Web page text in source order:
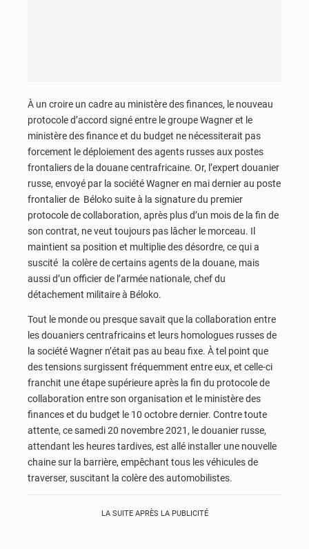
À un croire un cadre au ministère des finances, le nouveau
protocole d’accord signé entre le groupe Wagner et le
ministère des finance et du budget ne nécessiterait pas
forcement le déploiement des agents russes aux postes
frontaliers de la douane centrafricaine. Or, l’expert douanier
russe, envoyé par la société Wagner en mai dernier au poste
frontalier de Béloko suite à la signature du premier
protocole de collaboration, après plus d’un mois de la fin de
son contrat, ne veut toujours pas lâcher le morceau. Il
maintient sa position et multiplie des désordre, ce qui a
suscité la colère de certains agents de la douane, mais
aussi d’un officier de l’armée nationale, chef du
détachement militaire à Béloko.
Tout le monde ou presque savait que la collaboration entre
les douaniers centrafricains et leurs homologues russes de
la société Wagner n’était pas au beau fixe. À tel point que
des tensions surgissent fréquemment entre eux, et celle-ci
franchit une étape supérieure après la fin du protocole de
collaboration entre son organisation et le ministère des
finances et du budget le 10 octobre dernier. Contre toute
attente, ce samedi 20 novembre 2021, le douanier russe,
attendant les heures tardives, est allé installer une nouvelle
chaine sur la barrière, empêchant tous les véhicules de
traverser, suscitant la colère des automobilistes.
LA SUITE APRÈS LA PUBLICITÉ